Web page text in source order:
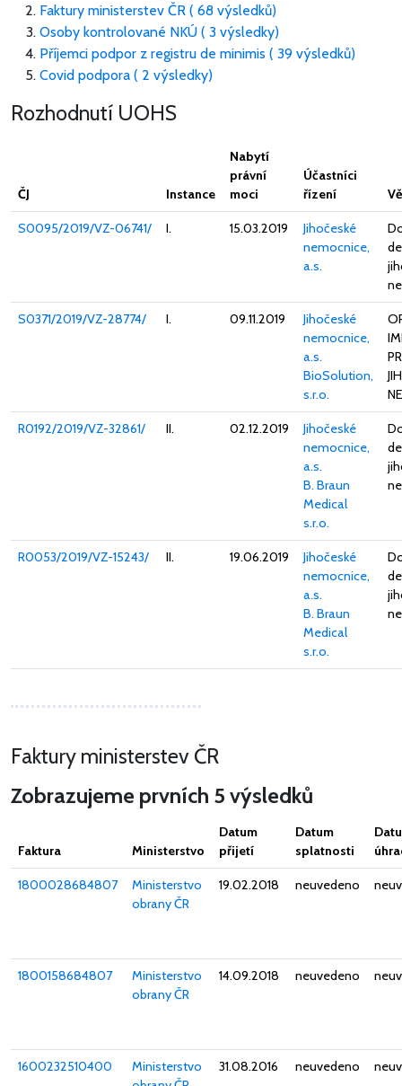
Faktury ministerstev ČR ( 68 výsledků)
Osoby kontrolované NKÚ ( 3 výsledky)
Příjemci podpor z registru de minimis ( 39 výsledků)
Covid podpora ( 2 výsledky)
Rozhodnutí UOHS
ČJ Instance
Nabytí
právní
moci
Účastníci
řízení
S0095/2019/VZ-06741/ I. 15.03.2019
Jihočeské
nemocnice,
a.s.
S0371/2019/VZ-28774/ I. 09.11.2019
Jihočeské
nemocnice,
a.s.
BioSolution,
s.r.o.
R0192/2019/VZ-32861/ II. 02.12.2019
Jihočeské
nemocnice,
a.s.
B. Braun
Medical
s.r.o.
R0053/2019/VZ-15243/ II. 19.06.2019
Jihočeské
nemocnice,
a.s.
B. Braun
Medical
s.r.o.
Faktury ministerstev ČR
Zobrazujeme prvních 5 výsledků
Faktura Ministerstvo
Datum
přijetí
Datum
splatnosti
1800028684807
Ministerstvo
obrany ČR
19.02.2018 neuvedeno
1800158684807
Ministerstvo
obrany ČR
14.09.2018 neuvedeno
1600232510400
Ministerstvo
31.08.2016 neuvedeno